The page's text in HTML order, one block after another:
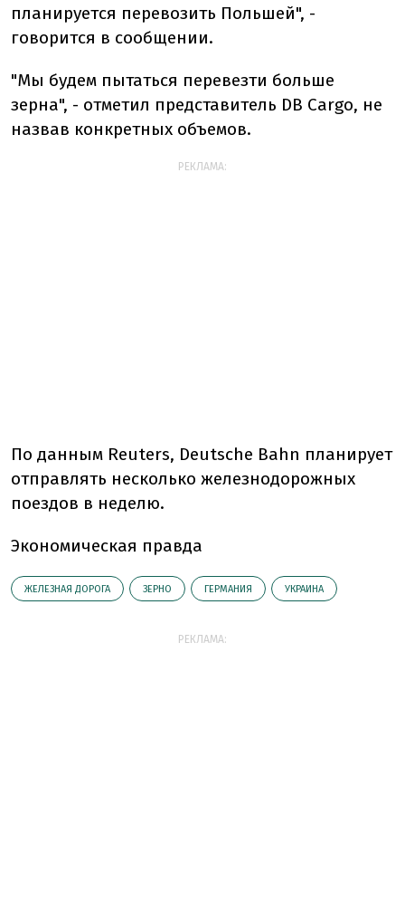
планируется перевозить Польшей", -
говорится в сообщении.
"Мы будем пытаться перевезти больше
зерна", - отметил представитель DB Cargo, не
назвав конкретных объемов.
РЕКЛАМА:
По данным Reuters, Deutsche Bahn планирует
отправлять несколько железнодорожных
поездов в неделю.
Экономическая правда
ЖЕЛЕЗНАЯ ДОРОГА ЗЕРНО ГЕРМАНИЯ УКРАИНА
РЕКЛАМА: